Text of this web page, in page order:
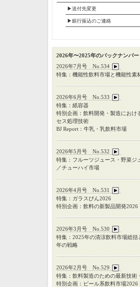
▶送付先変更
▶︎銀行振込のご連絡
2026年〜2025年のバックナンバー
2026年7月号 No.534
特集：機能性飲料市場と機能性素
2026年6月号 No.533
特集：紙容器
特別企画：飲料開発・製造におけ
セス処理技術
BJ Report：牛乳・乳飲料市場
2026年5月号 No.532
特集：フルーツジュース・野菜ジ
／チューハイ市場
2026年4月号 No.531
特集：ガラスびん2026
特別企画：飲料の新製品開発2026
2026年3月号 No.530
特集：2025年の清涼飲料市場総括
年の戦略
2026年2月号 No.529
特集：飲料製造のための最新技術
特別企画：ビール系飲料市場2026